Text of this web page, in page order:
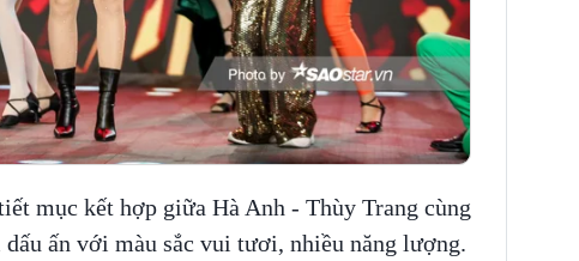
mục kết hợp giữa Hà Anh - Thùy Trang cùng
ấn với màu sắc vui tươi, nhiều năng lượng.